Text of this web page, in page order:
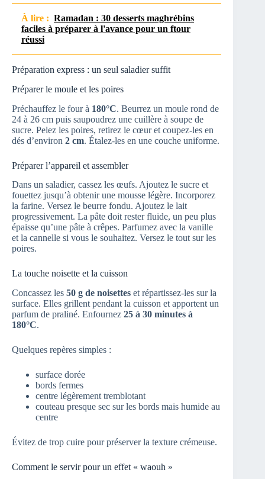
À lire : Ramadan : 30 desserts maghrébins
faciles à préparer à l'avance pour un ftour
réussi
Préparation express : un seul saladier suffit
Préparer le moule et les poires
Préchauffez le four à 180°C. Beurrez un moule rond de
24 à 26 cm puis saupoudrez une cuillère à soupe de
sucre. Pelez les poires, retirez le cœur et coupez-les en
dés d’environ 2 cm. Étalez-les en une couche uniforme.
Préparer l’appareil et assembler
Dans un saladier, cassez les œufs. Ajoutez le sucre et
fouettez jusqu’à obtenir une mousse légère. Incorporez
la farine. Versez le beurre fondu. Ajoutez le lait
progressivement. La pâte doit rester fluide, un peu plus
épaisse qu’une pâte à crêpes. Parfumez avec la vanille
et la cannelle si vous le souhaitez. Versez le tout sur les
poires.
La touche noisette et la cuisson
Concassez les 50 g de noisettes et répartissez-les sur la
surface. Elles grillent pendant la cuisson et apportent un
parfum de praliné. Enfournez 25 à 30 minutes à
180°C.
Quelques repères simples :
surface dorée
bords fermes
centre légèrement tremblotant
couteau presque sec sur les bords mais humide au
centre
Évitez de trop cuire pour préserver la texture crémeuse.
Comment le servir pour un effet « waouh »